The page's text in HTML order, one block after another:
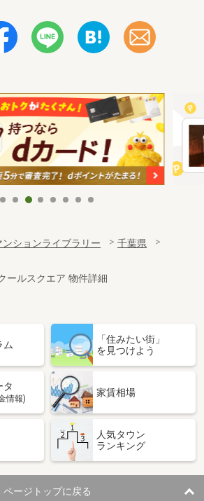
ンションライブラリー
千葉県
ールスクエア 物件詳細
ム
「住みたい街」
を見つけよう
タ
情報)
家賃相場
人気タウン
ランキング
ページトップに戻る